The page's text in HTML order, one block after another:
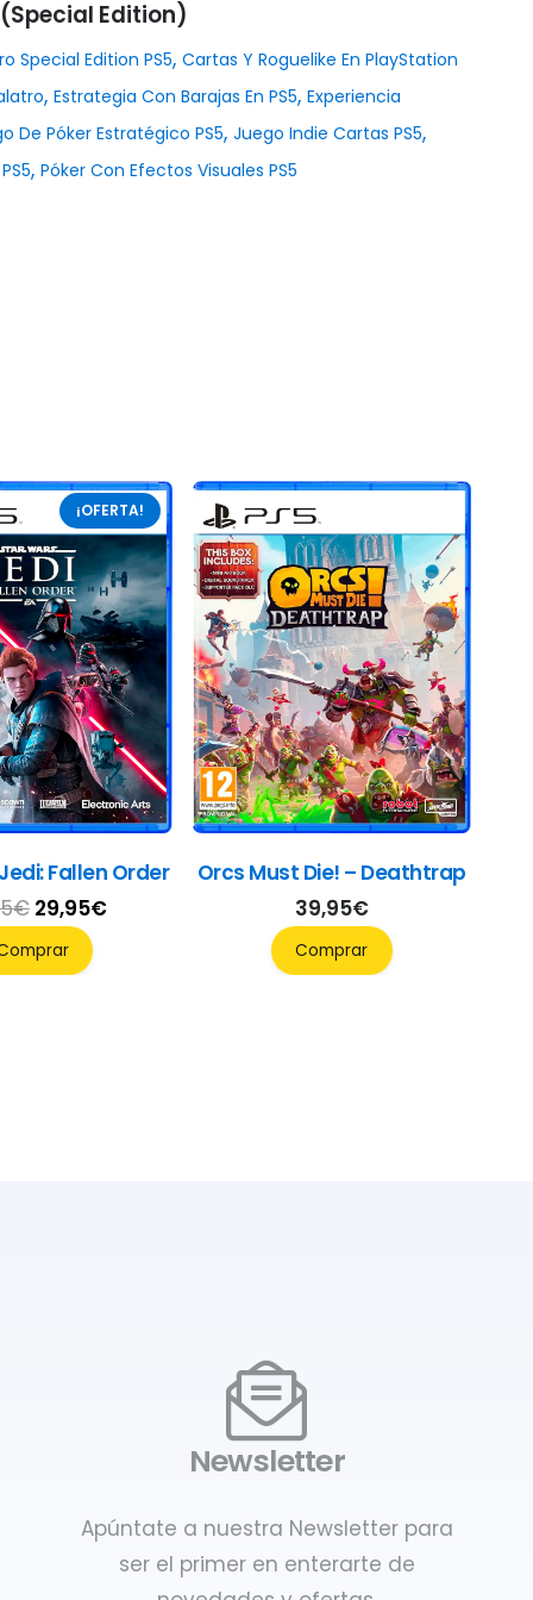
Edition)
Special Edition PS5, Cartas Y Roguelike En PlayStation
, Estrategia Con Barajas En PS5, Experiencia
De Póker Estratégico PS5, Juego Indie Cartas PS5,
, Póker Con Efectos Visuales PS5
¡OFERTA!
Fallen Order
€ El
precio
original
29,95€El
Orcs Must Die! – Deathtrap
39,95€
Comprar
Newsletter
Apúntate a nuestra Newsletter para
ser el primer en enterarte de